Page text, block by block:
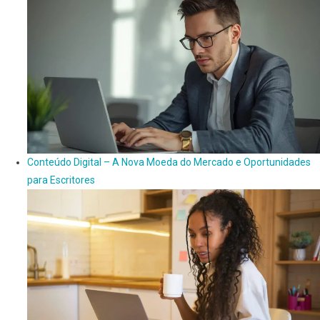
Conteúdo Digital – A Nova Moeda do Mercado e Oportunidades
para Escritores